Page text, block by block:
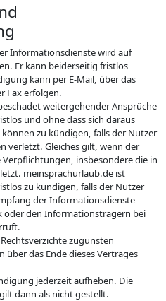
Informationsdienste wird auf
Er kann beiderseitig fristlos
kann per E-Mail, über das
Fax erfolgen.
weitergehender Ansprüche
und ohne dass sich daraus
zu kündigen, falls der Nutzer
verletzt. Gleiches gilt, wenn der
insbesondere die in
meinsprachurlaub.de ist
zu kündigen, falls der Nutzer
der Informationsdienste
oder den Informationsträgern bei
zugunsten
das Ende dieses Vertrages
jederzeit aufheben. Die
dann als nicht gestellt.